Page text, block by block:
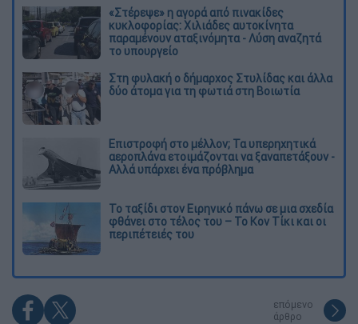
«Στέρεψε» η αγορά από πινακίδες
κυκλοφορίας: Χιλιάδες αυτοκίνητα
παραμένουν αταξινόμητα - Λύση αναζητά
το υπουργείο
Στη φυλακή ο δήμαρχος Στυλίδας και άλλα
δύο άτομα για τη φωτιά στη Βοιωτία
Επιστροφή στο μέλλον; Τα υπερηχητικά
αεροπλάνα ετοιμάζονται να ξαναπετάξουν -
Αλλά υπάρχει ένα πρόβλημα
Το ταξίδι στον Ειρηνικό πάνω σε μια σχεδία
φθάνει στο τέλος του – Το Κον Τίκι και οι
περιπέτειές του
επόμενο
άρθρο